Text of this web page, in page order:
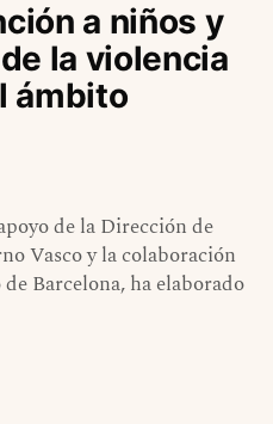
a niños y
la violencia
ámbito
de la Dirección de
Vasco y la colaboración
Barcelona, ha elaborado